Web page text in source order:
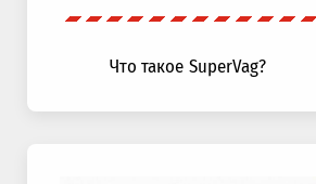
Что такое SuperVag?